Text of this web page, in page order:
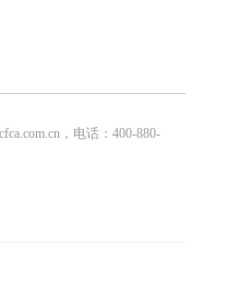
，电话：400-880-